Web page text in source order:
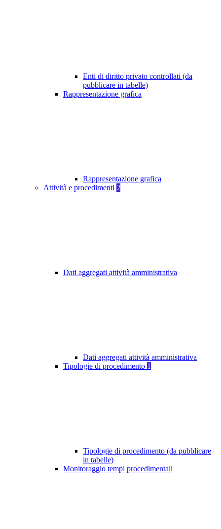
Enti di diritto privato controllati (da
pubblicare in tabelle)
Rappresentazione grafica
Rappresentazione grafica
Attività e procedimenti 2
Dati aggregati attività amministrativa
Dati aggregati attività amministrativa
Tipologie di procedimento 1
Tipologie di procedimento (da pubblicare
in tabelle)
Monitoraggio tempi procedimentali